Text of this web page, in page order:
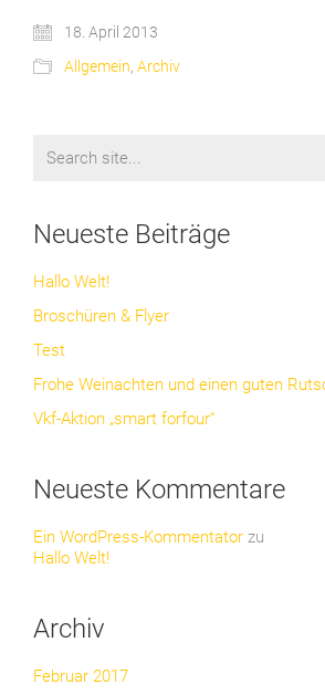
18. April 2013
Allgemein, Archiv
for:
Neueste Beiträge
Hallo Welt!
Broschüren & Flyer
Test
Frohe Weinachten und einen guten
Vkf-Aktion „smart forfour“
Neueste Kommentare
Ein WordPress-Kommentator zu
Hallo Welt!
Archiv
Februar 2017